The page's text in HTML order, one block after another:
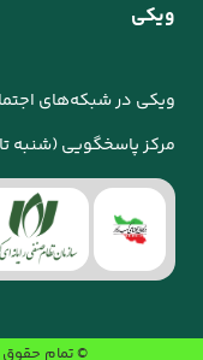
ویکی
ویکی در شبکه‌های
مرکز پاسخگویی (شنبه تا
© تمام حقوق